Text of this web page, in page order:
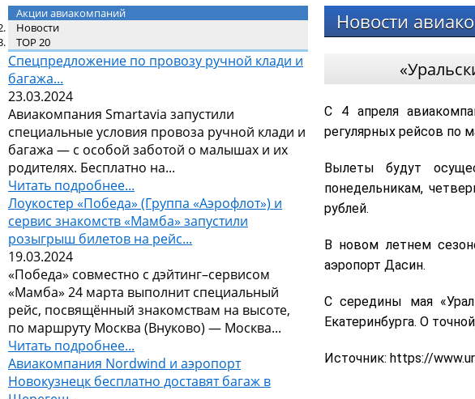
Новости
С 4 апреля
регулярных рейсов по
Вылеты будут
понедельникам,
рублей.
В новом летнем
аэропорт Дасин.
С середины мая
Екатеринбурга. О
Источник: https://
Акции авиакомпаний
Новости
TOP 20
Спецпредложение по провозу ручной клади и
багажа...
23.03.2024
Авиакомпания Smartavia запустили
специальные условия провоза ручной клади и
багажа — с особой заботой о малышах и их
родителях. Бесплатно на...
Читать подробнее...
Лоукостер «Победа» (Группа «Аэрофлот») и
сервис знакомств «Мамба» запустили
розыгрыш билетов на рейс...
19.03.2024
«Победа» совместно с дэйтинг–сервисом
«Мамба» 24 марта выполнит специальный
рейс, посвящённый знакомствам на высоте,
по маршруту Москва (Внуково) — Москва...
Читать подробнее...
Авиакомпания Nordwind и аэропорт
Новокузнецк бесплатно доставят багаж в